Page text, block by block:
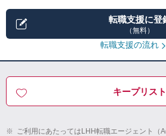
転職支援に登
（無料）
転職支援の流れ
キープリスト
※ ご利用にあたってはLHH転職エージェント（